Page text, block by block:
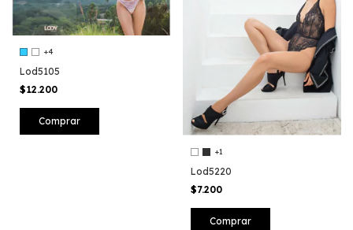
+4
Lod5105
$12.200
Comprar
+1
Lod5220
$7.200
Comprar